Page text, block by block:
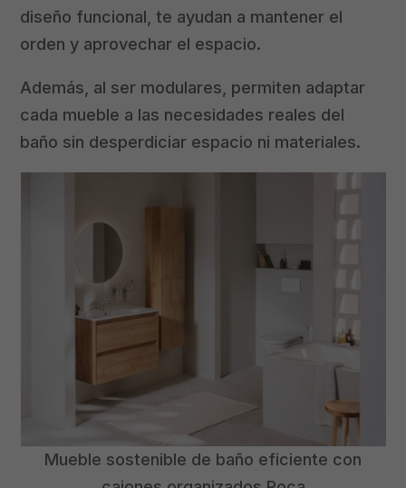
diseño funcional, te ayudan a mantener el
orden y aprovechar el espacio.
Además, al ser modulares, permiten adaptar
cada mueble a las necesidades reales del
baño sin desperdiciar espacio ni materiales.
Mueble sostenible de baño eficiente con